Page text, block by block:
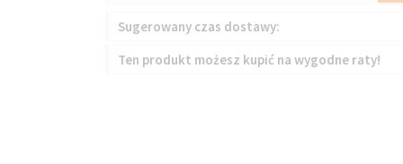
Sugerowany czas dostawy:
Ten produkt możesz kupić na wygodne raty!